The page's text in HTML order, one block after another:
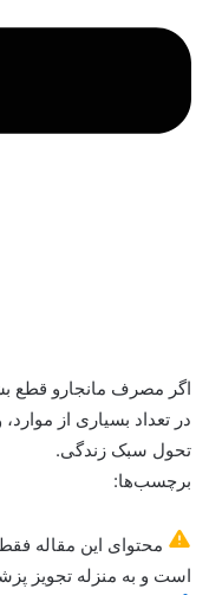
اگر مصرف مانجارو قطع
در تعداد بسیاری از
تحول سبک زندگی.
برچسب‌ها:
محتوای این مقاله
است و به منزله تجویز